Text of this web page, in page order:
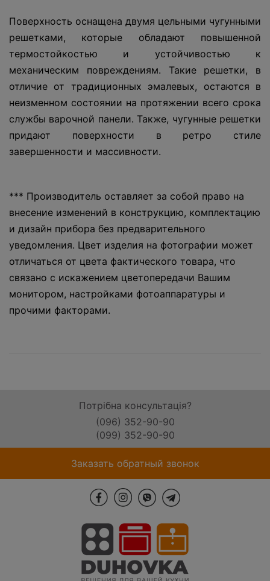
Поверхность оснащена двумя цельными чугунными
решетками, которые обладают повышенной
термостойкостью и устойчивостью к
механическим повреждениям. Такие решетки, в
отличие от традиционных эмалевых, остаются в
неизменном состоянии на протяжении всего срока
службы варочной панели. Также, чугунные решетки
придают поверхности в ретро стиле
завершенности и массивности.
*** Производитель оставляет за собой право на
внесение изменений в конструкцию, комплектацию
и дизайн прибора без предварительного
уведомления. Цвет изделия на фотографии может
отличаться от цвета фактического товара, что
связано с искажением цветопередачи Вашим
монитором, настройками фотоаппаратуры и
прочими факторами.
Потрібна консультація?
(096) 352-90-90
(099) 352-90-90
Заказать обратный звонок